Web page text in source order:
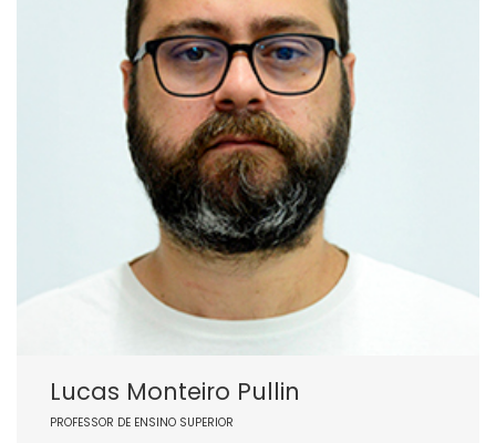
Lucas Monteiro Pullin
PROFESSOR DE ENSINO SUPERIOR